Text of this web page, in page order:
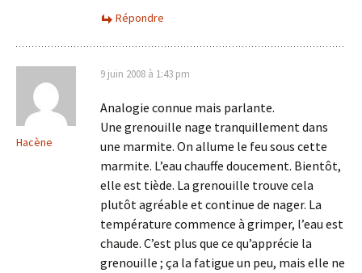
Répondre
Hacène
9 juin 2008 à 1:43 pm
Analogie connue mais parlante.
Une grenouille nage tranquillement dans
une marmite. On allume le feu sous cette
marmite. L’eau chauffe doucement. Bientôt,
elle est tiède. La grenouille trouve cela
plutôt agréable et continue de nager. La
température commence à grimper, l’eau est
chaude. C’est plus que ce qu’apprécie la
grenouille ; ça la fatigue un peu, mais elle ne